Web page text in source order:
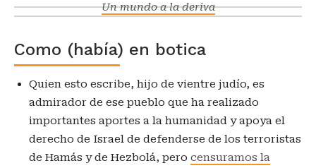
Un mundo a la deriva
Como (había) en botica
Quien esto escribe, hijo de vientre judío, es
admirador de ese pueblo que ha realizado
importantes aportes a la humanidad y apoya el
derecho de Israel de defenderse de los terroristas
de Hamás y de Hezbolá, pero censuramos la